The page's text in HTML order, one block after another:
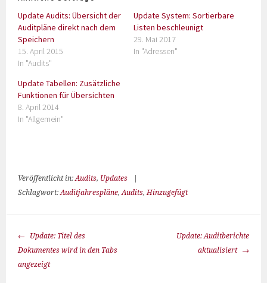
Update Audits: Übersicht der
Auditpläne direkt nach dem
Speichern
15. April 2015
In "Audits"
Update System: Sortierbare
Listen beschleunigt
29. Mai 2017
In "Adressen"
Update Tabellen: Zusätzliche
Funktionen für Übersichten
8. April 2014
In "Allgemein"
Veröffentlicht in:Audits, Updates
Schlagwort:Auditjahrespläne,Audits,Hinzugefügt
Update: Titel des
Dokumentes wird in den Tabs
angezeigt
Update: Auditberichte
aktualisiert